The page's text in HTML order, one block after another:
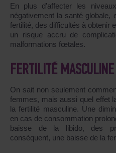
En plus d’affecter les
négativement la santé globale,
fertilité, des difficultés à obtenir
un risque accru de
malformations fœtales.
FERTILITÉ
On sait non seulement
femmes, mais aussi quel effet
la fertilité masculine. Une
en cas de consommation
baisse de la libido, des
conséquent, une baisse de la